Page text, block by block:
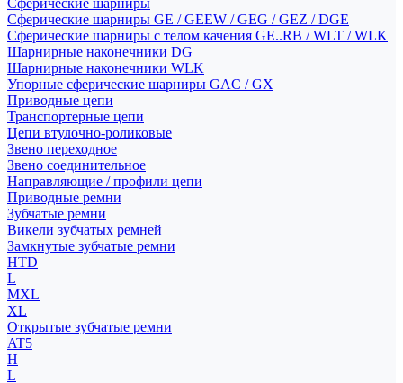
Сферические шарниры
Сферические шарниры GE / GEEW / GEG / GEZ / DGE
Сферические шарниры с телом качения GE..RB / WLT / WLK
Шарнирные наконечники DG
Шарнирные наконечники WLK
Упорные сферические шарниры GAC / GX
Приводные цепи
Транспортерные цепи
Цепи втулочно-роликовые
Звено переходное
Звено соединительное
Направляющие / профили цепи
Приводные ремни
Зубчатые ремни
Викели зубчатых ремней
Замкнутые зубчатые ремни
HTD
L
MXL
XL
Открытые зубчатые ремни
AT5
H
L